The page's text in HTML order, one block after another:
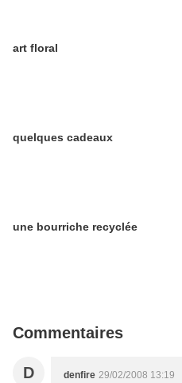
art floral
quelques cadeaux
une bourriche recyclée
Commentaires
D denfire 29/02/2008 13:19